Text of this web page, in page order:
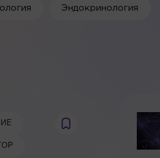
Эндокринология